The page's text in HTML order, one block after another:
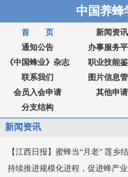
中国养蜂
首 页 新闻资讯
通知公告
办事服务
《中国蜂业》杂志
职业技能
联系我们
图片信息
会员入会申请
其他申请
分支结构
新闻资讯
【江西日报】蜜蜂当“月老” 莲乡